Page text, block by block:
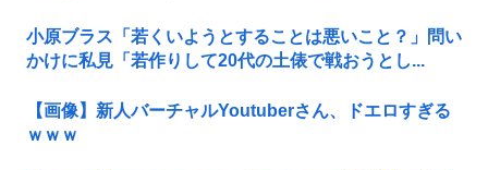
小原ブラス「若くいようとすることは悪いこと？」問い
かけに私見「若作りして20代の土俵で戦おうとし...
【画像】新人バーチャルYoutuberさん、ドエロすぎる
ｗｗｗ